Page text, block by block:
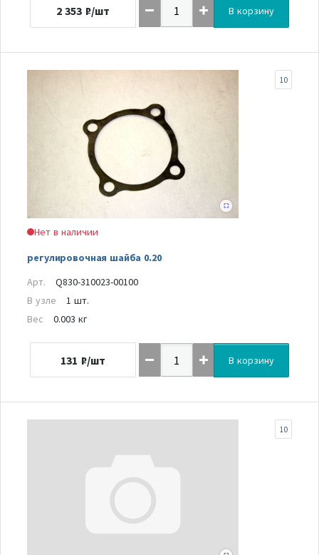
2 353 ₽/шт В корзину
Нет в наличии
регулировочная шайба 0.20
10
Арт.
Q830-310023-00100
В узле
1 шт.
Вес
0.003 кг
131 ₽/шт В корзину
10